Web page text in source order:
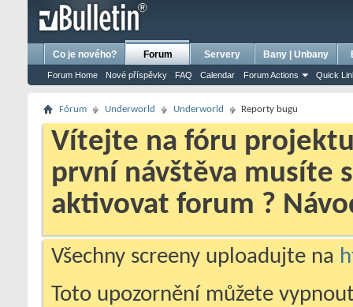
Co je nového? Forum
Forum Home Nové příspěvky FAQ Calendar Forum Actions Quick
Servery Bany | Unbany
Fórum Underworld Underworld Reporty bugu
Vítejte na fóru projektu
první návštěva musíte
aktivovat forum ?
Všechny screeny uploadujte na
Toto upozornění můžete